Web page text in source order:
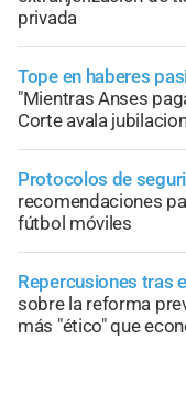
privada
Tope en haberes
"Mientras Anses
Corte avala
Protocolos de
recomendaciones
fútbol móviles
Repercusiones tras
sobre la reforma
más "ético" que